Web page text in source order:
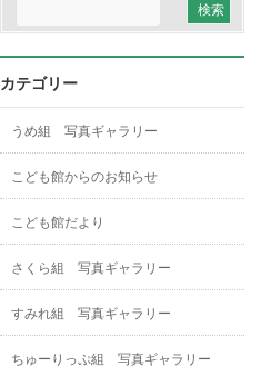
カテゴリー
うめ組 写真ギャラリー
こども館からのお知らせ
こども館だより
さくら組 写真ギャラリー
すみれ組 写真ギャラリー
ちゅーりっぷ組 写真ギャラリー